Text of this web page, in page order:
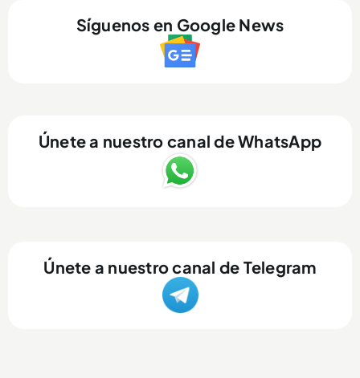
Síguenos en Google News
Únete a nuestro canal de WhatsApp
Únete a nuestro canal de Telegram